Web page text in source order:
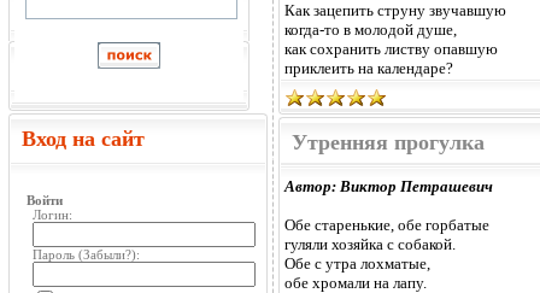
Вход на сайт
Войти
Логин:
Пароль (Забыли?):
Как зацепить струну звучавшую
когда-то в молодой душе,
как сохранить листву опавшую
приклеить на календаре?
Утренняя прогулка
Автор: Виктор Петрашевич
Обе старенькие, обе горбатые
гуляли хозяйка с собакой.
Обе с утра лохматые,
обе хромали на лапу.